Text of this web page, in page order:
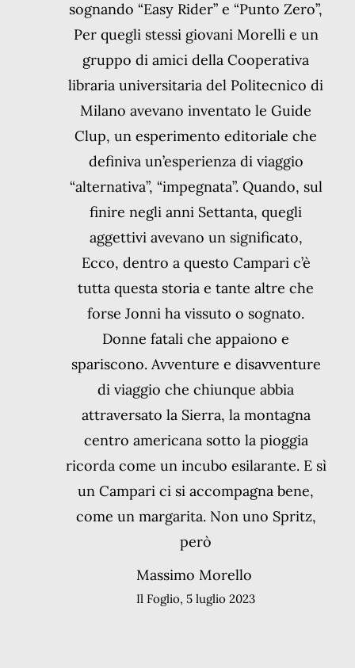
sognando “Easy Rider” e “Punto Zero”,
Per quegli stessi giovani Morelli e un
gruppo di amici della Cooperativa
libraria universitaria del Politecnico di
Milano avevano inventato le Guide
Clup, un esperimento editoriale che
definiva un’esperienza di viaggio
“alternativa”, “impegnata”. Quando, sul
finire negli anni Settanta, quegli
aggettivi avevano un significato,
Ecco, dentro a questo Campari c’è
tutta questa storia e tante altre che
forse Jonni ha vissuto o sognato.
Donne fatali che appaiono e
spariscono. Avventure e disavventure
di viaggio che chiunque abbia
attraversato la Sierra, la montagna
centro americana sotto la pioggia
ricorda come un incubo esilarante. E sì
un Campari ci si accompagna bene,
come un margarita. Non uno Spritz,
però
Massimo Morello
Il Foglio, 5 luglio 2023